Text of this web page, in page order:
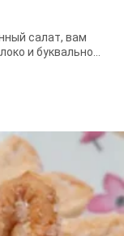
салат, вам
и буквально
...